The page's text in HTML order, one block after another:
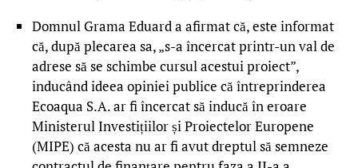
Domnul Grama Eduard a afirmat că, este informat
că, după plecarea sa, „s-a încercat printr-un val de
adrese să se schimbe cursul acestui proiect”,
inducând ideea opiniei publice că întreprinderea
Ecoaqua S.A. ar fi încercat să inducă în eroare
Ministerul Investițiilor și Proiectelor Europene
(MIPE) că acesta nu ar fi avut dreptul să semneze